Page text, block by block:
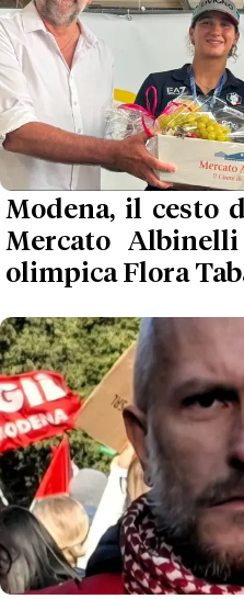
Modena, il cesto
Mercato
olimpica Flora